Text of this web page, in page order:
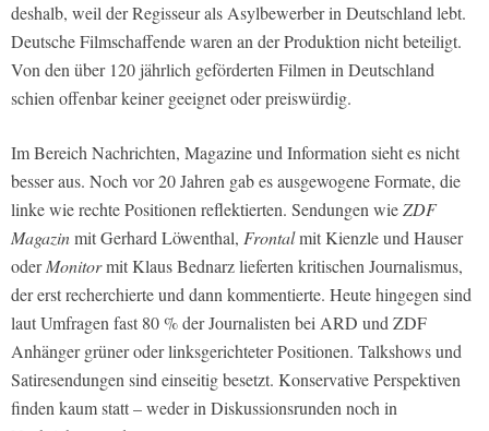
deshalb, weil der Regisseur als Asylbewerber in Deutschland lebt.
Deutsche Filmschaffende waren an der Produktion nicht beteiligt.
Von den über 120 jährlich geförderten Filmen in Deutschland
schien offenbar keiner geeignet oder preiswürdig.
Im Bereich Nachrichten, Magazine und Information sieht es nicht
besser aus. Noch vor 20 Jahren gab es ausgewogene Formate, die
linke wie rechte Positionen reflektierten. Sendungen wieZDF
Magazinmit Gerhard Löwenthal, Frontalmit Kienzle und Hauser
oderMonitormit Klaus Bednarz lieferten kritischen Journalismus,
der erst recherchierte und dann kommentierte. Heute hingegen sind
laut Umfragen fast 80 % der Journalisten bei ARD und ZDF
Anhänger grüner oder linksgerichteter Positionen. Talkshows und
Satiresendungen sind einseitig besetzt. Konservative Perspektiven
finden kaum statt – weder in Diskussionsrunden noch in